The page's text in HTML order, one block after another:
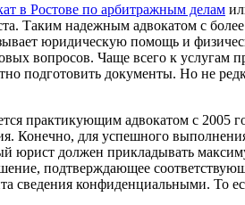
в Ростове по арбитражным делам
Таким надежным адвокатом с
юридическую помощь и
вопросов. Чаще всего к услугам
подготовить документы. Но не
практикующим адвокатом с 2005
Конечно, для успешного
юрист должен прикладывать
подтверждающее
сведения конфиденциальными. То